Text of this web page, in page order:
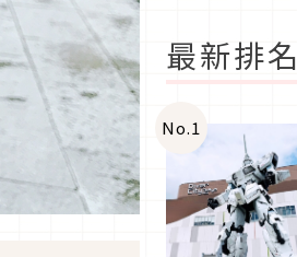
最新排名
No.1